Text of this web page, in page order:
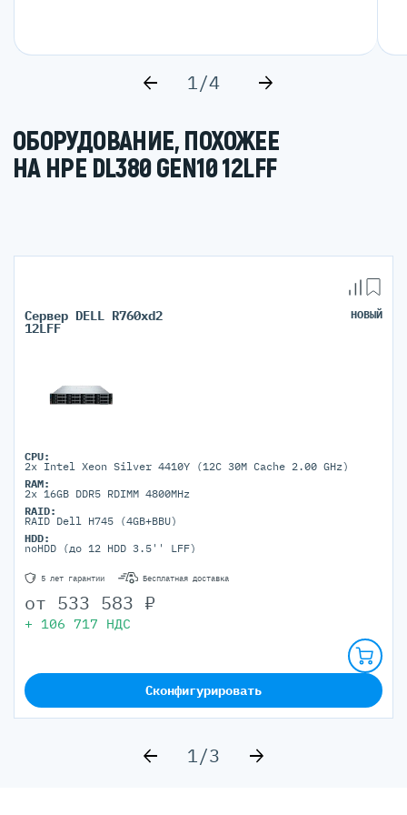
1/4
ОБОРУДОВАНИЕ, ПОХОЖЕЕ
НА HPE DL380 GEN10 12LFF
Сервер DELL R760xd2
12LFF
НОВЫЙ
CPU:
2x Intel Xeon Silver 4410Y (12C 30M Cache 2.00 GHz)
RAM:
2x 16GB DDR5 RDIMM 4800MHz
RAID:
RAID Dell H745 (4GB+BBU)
HDD:
noHDD (до 12 HDD 3.5'' LFF)
5 лет гарантии Бесплатная доставка
от 533 583 ₽
+ 106 717 НДС
Сконфигурировать
1/3